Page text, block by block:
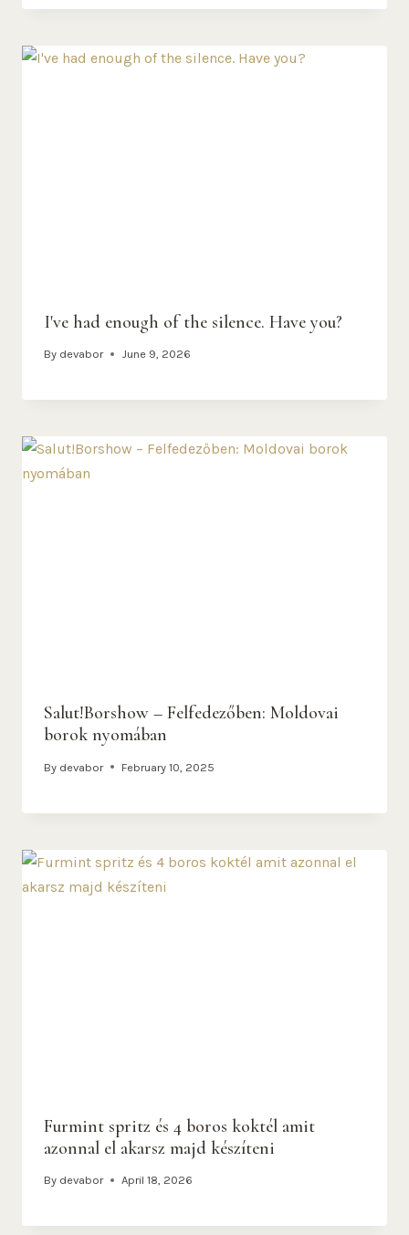
I've had enough of the silence. Have you?
By devabor June 9, 2026
Salut!Borshow – Felfedezőben: Moldovai
borok nyomában
By devabor February 10, 2025
Furmint spritz és 4 boros koktél amit
azonnal el akarsz majd készíteni
By devabor April 18, 2026